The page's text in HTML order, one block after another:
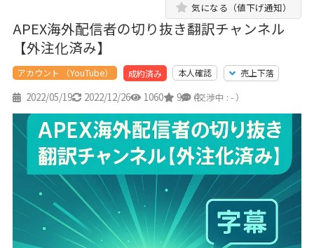
APEX海外配信者の切り抜き翻訳チャンネル
【外注化済み】
気になる（値下げ通知）
アカウント （YouTube） 成約済み 本人確認 売上下落
2022/05/19 2022/12/26 1060 9 4
（交渉中 : - ）